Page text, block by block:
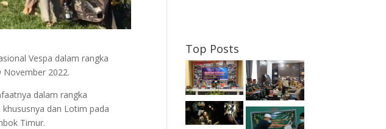
Vespa dalam rangka
November 2022.
dalam rangka
dan Lotim pada
Timur.
Top Posts